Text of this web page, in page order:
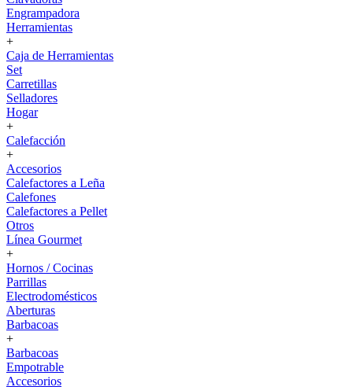
Engrampadora
Herramientas
+
Caja de Herramientas
Set
Carretillas
Selladores
Hogar
+
Calefacción
+
Accesorios
Calefactores a Leña
Calefones
Calefactores a Pellet
Otros
Línea Gourmet
+
Hornos / Cocinas
Parrillas
Electrodomésticos
Aberturas
Barbacoas
+
Barbacoas
Empotrable
Accesorios